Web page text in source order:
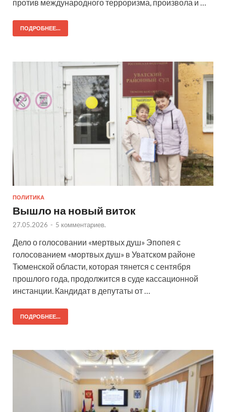
против международного терроризма, произвола и …
ПОДРОБНЕЕ...
ПОЛИТИКА
Вышло на новый виток
27.05.2026 - 5 комментариев.
Дело о голосовании «мертвых душ» Эпопея с
голосованием «мортвых душ» в Уватском районе
Тюменской области, которая тянется с сентября
прошлого года, продолжится в суде кассационной
инстанции. Кандидат в депутаты от …
ПОДРОБНЕЕ...